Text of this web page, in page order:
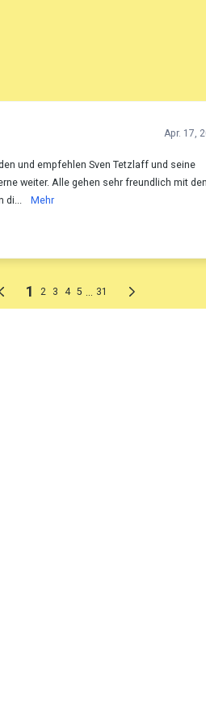
Apr. 17,
und empfehlen Sven Tetzlaff und seine
weiter. Alle gehen sehr freundlich mit den
di...
Mehr
1 2 3 4 5 31